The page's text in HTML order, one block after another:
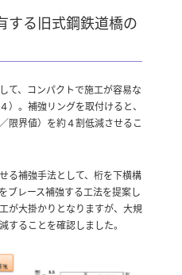
する旧式鋼鉄道橋の
て、コンパクトで施工が容易な
）。補強リングを取付けると、
限界値）を約４割低減させるこ
る補強手法として、桁を下横構
ブレース補強する工法を提案し
が大掛かりとなりますが、大規
することを確認しました。